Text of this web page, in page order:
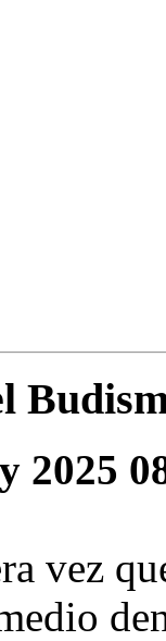
2025
vez